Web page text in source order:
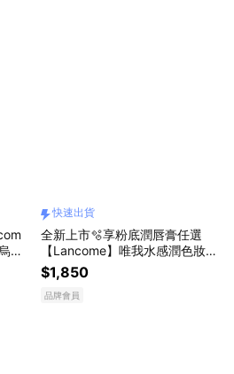
龍
快速出貨
全新上市🫧享粉底潤唇膏任選
【Lancome】唯我水感潤色妝前
乳✨收禮者自選色號｜快速出貨
｜送女生
$1,850
品牌會員